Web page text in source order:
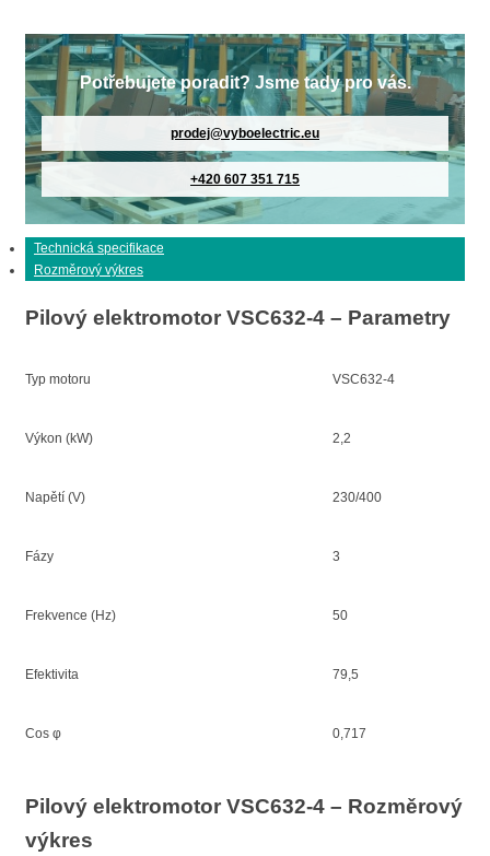
Potřebujete poradit? Jsme tady pro vás.
prodej@vyboelectric.eu
+420 607 351 715
Technická specifikace
Rozměrový výkres
Pilový elektromotor VSC632-4 – Parametry
Typ motoru VSC632-4
Výkon (kW) 2,2
Napětí (V) 230/400
Fázy 3
Frekvence (Hz) 50
Efektivita 79,5
Cos φ 0,717
Pilový elektromotor VSC632-4 – Rozměrový
výkres